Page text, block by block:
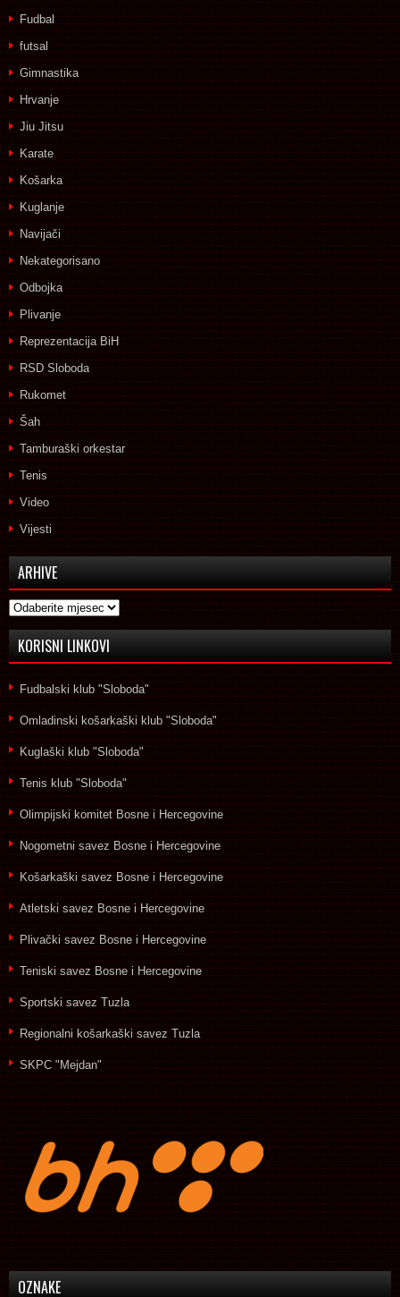
Fudbal
futsal
Gimnastika
Hrvanje
Jiu Jitsu
Karate
Košarka
Kuglanje
Navijači
Nekategorisano
Odbojka
Plivanje
Reprezentacija BiH
RSD Sloboda
Rukomet
Šah
Tamburaški orkestar
Tenis
Video
Vijesti
ARHIVE
Arhive
KORISNI LINKOVI
Fudbalski klub "Sloboda"
Omladinski košarkaški klub "Sloboda"
Kuglaški klub "Sloboda"
Tenis klub "Sloboda"
Olimpijski komitet Bosne i Hercegovine
Nogometni savez Bosne i Hercegovine
Košarkaški savez Bosne i Hercegovine
Atletski savez Bosne i Hercegovine
Plivački savez Bosne i Hercegovine
Teniski savez Bosne i Hercegovine
Sportski savez Tuzla
Regionalni košarkaški savez Tuzla
SKPC "Mejdan"
OZNAKE